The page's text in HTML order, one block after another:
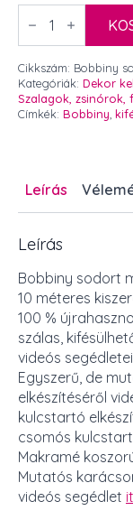
Bobbiny
sodort
Biscuit
3
mm
x
Cikkszám: Bobbiny
Kategóriák: Dekor
Szalagok, zsinórok,
Címkék: Bobbiny
Leírás
Leírás
Bobbiny sodort
10 méteres
100 %
szálas,
videós
Egyszerű, de
elkészítéséről
kulcstartó
csomós
Makramé
Mutatós
videós segédlet